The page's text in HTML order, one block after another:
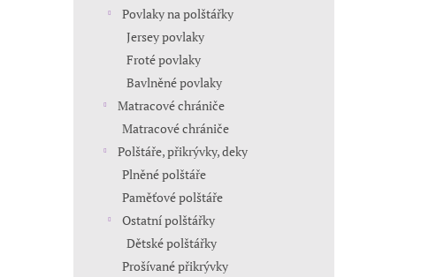
Povlaky na polštářky
Jersey povlaky
Froté povlaky
Bavlněné povlaky
Matracové chrániče
Matracové chrániče
Polštáře, přikrývky, deky
Plněné polštáře
Paměťové polštáře
Ostatní polštářky
Dětské polštářky
Prošívané přikrývky